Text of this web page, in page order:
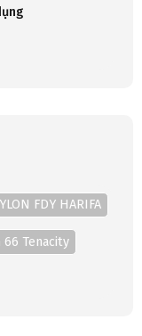
FDY HARIFA
Tenacity